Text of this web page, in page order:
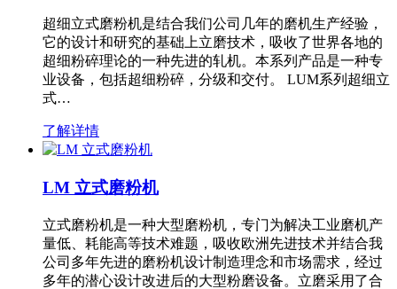
超细立式磨粉机是结合我们公司几年的磨机生产经验，
它的设计和研究的基础上立磨技术，吸收了世界各地的
超细粉碎理论的一种先进的轧机。本系列产品是一种专
业设备，包括超细粉碎，分级和交付。 LUM系列超细立
式…
了解详情
LM 立式磨粉机
立式磨粉机是一种大型磨粉机，专门为解决工业磨机产
量低、耗能高等技术难题，吸收欧洲先进技术并结合我
公司多年先进的磨粉机设计制造理念和市场需求，经过
多年的潜心设计改进后的大型粉磨设备。立磨采用了合